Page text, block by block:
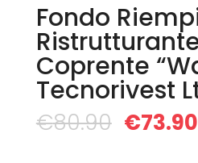
Fondo
Coprente
Tecnorivest
€80.90 €73.90